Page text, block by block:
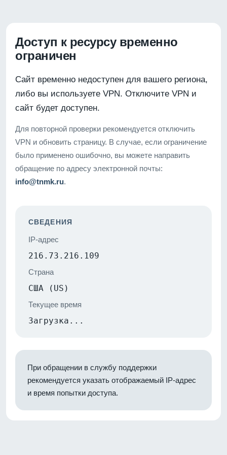
Доступ к ресурсу временно
ограничен
Сайт временно недоступен для вашего региона,
либо вы используете VPN. Отключите VPN и
сайт будет доступен.
Для повторной проверки рекомендуется отключить
VPN и обновить страницу. В случае, если ограничение
было применено ошибочно, вы можете направить
обращение по адресу электронной почты:
info@tnmk.ru.
СВЕДЕНИЯ
IP-адрес
216.73.216.109
Страна
США (US)
Текущее время
Загрузка...
При обращении в службу поддержки
рекомендуется указать отображаемый IP-адрес
и время попытки доступа.